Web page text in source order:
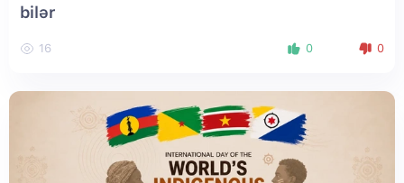
bilər
16 0 0